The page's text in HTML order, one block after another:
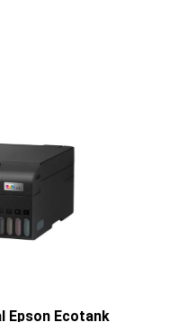
Epson Ecotank